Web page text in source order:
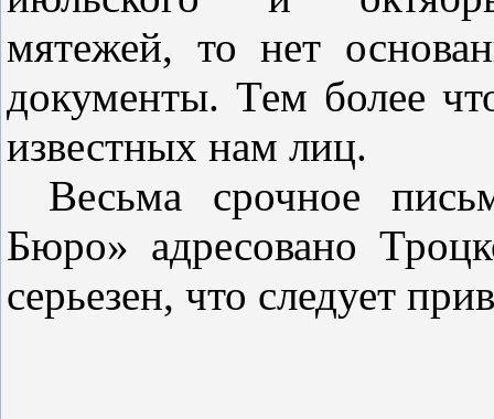
мятежей, то нет
документы. Тем более
известных нам лиц.
Весьма срочное
Бюро» адресовано
серьезен, что следует